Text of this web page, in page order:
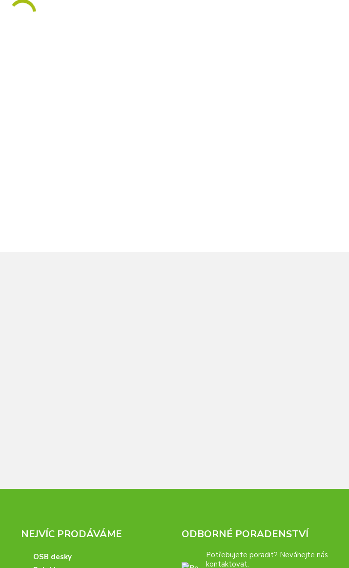
NEJVÍC PRODÁVÁME
OSB desky
ODBORNÉ PORADENSTVÍ
Potřebujete poradit? Neváhejte nás
kontaktovat.